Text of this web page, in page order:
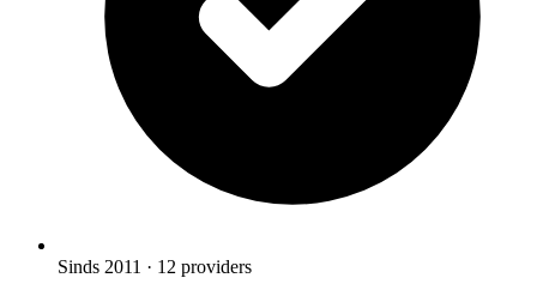
Sinds 2011 · 12 providers